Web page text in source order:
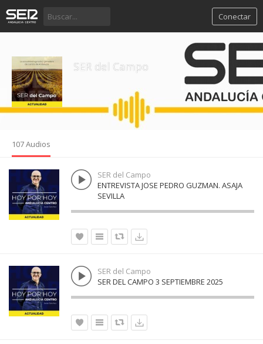
Conectar
SER del Campo
107 Audios
SER del Campo
ENTREVISTA JOSE PEDRO GUZMAN. ASAJA
SEVILLA
SER del Campo
SER DEL CAMPO 3 SEPTIEMBRE 2025